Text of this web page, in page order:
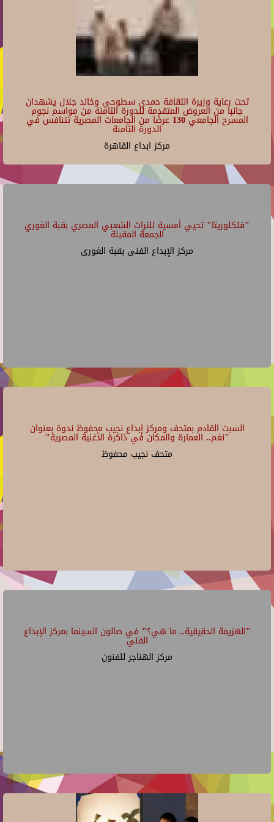
تحت رعاية وزيرة الثقافة حمدي سطوحي وخالد جلال يشهدان
جانبا من العروض المتقدمة للدورة الثامنة من مواسم نجوم
المسرح الجامعي 130 عرضًا من الجامعات المصرية تتنافس في
الدورة الثامنة
مركز ابداع القاهرة
"فلكلوريتا" تحيي أمسية للتراث الشعبي المصري بقبة الغوري
الجمعة المقبلة
مركز الإبداع الفنى بقبة الغورى
السبت القادم بمتحف ومركز إبداع نجيب محفوظ ندوة بعنوان
"نغم.. العمارة والمكان في ذاكرة الأغنية المصرية"
متحف نجيب محفوظ
"الهزيمة الحقيقية.. ما هي؟" في صالون السينما بمركز الإبداع
الفني
مركز الهناجر للفنون